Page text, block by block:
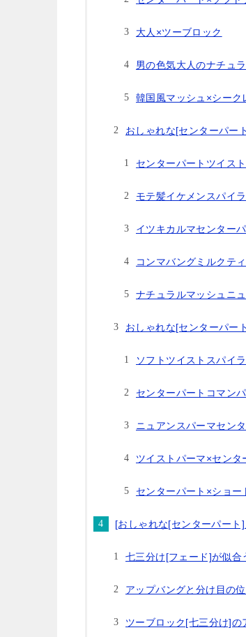
大人×ツーブロック
男の色気大人のナチュ
韓国風マッシュ×シーク
おしゃれな[センターパー
センターパートツイス
モテ髪イケメンスパイ
イツキカルマセンター
コンマバングミルクテ
ナチュラルマッシュニ
おしゃれな[センターパー
ソフトツイストスパイ
センターパートコマン
ニュアンスパーマセン
ツイストパーマ×センタ
センターパート×ショー
[おしゃれな[センターパート
七三分け[フェード]が似合
アップバングと分け目の
ツーブロック[七三分け]の